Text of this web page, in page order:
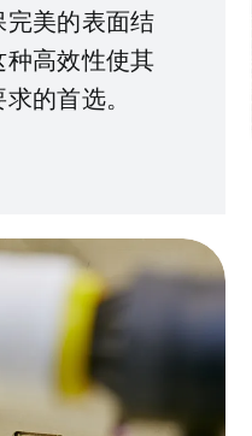
美的表面结
高效性使其
的首选。